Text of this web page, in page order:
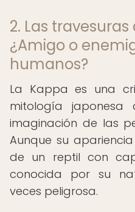
2. Las
¿Amigo o
humanos?
La Kappa es una
mitología
imaginación de las
Aunque su
de un reptil con
conocida por su
veces peligrosa.